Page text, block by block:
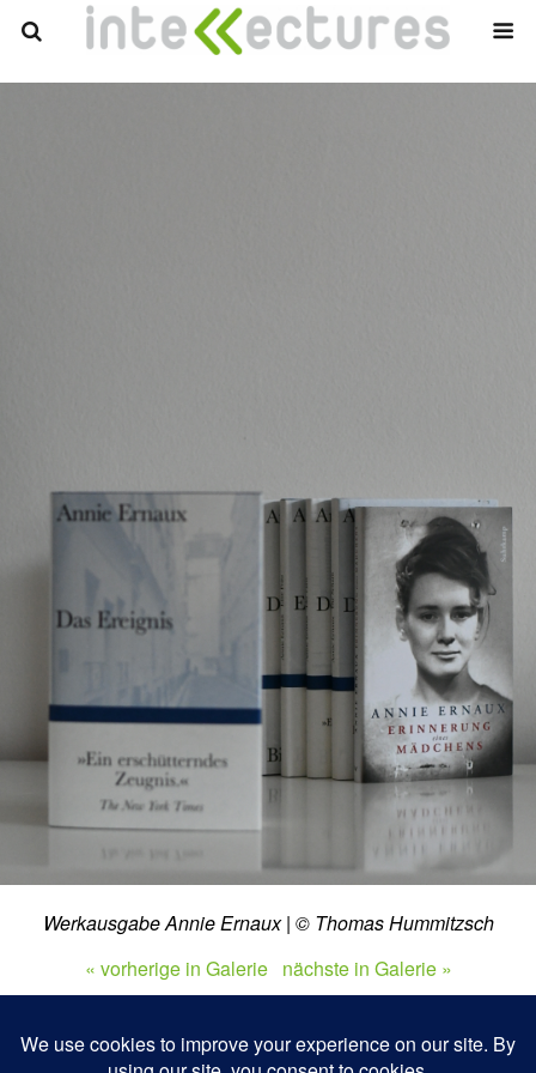
Werkausgabe Annie Ernaux | © Thomas Hummitzsch
« vorherige in Galerie nächste in Galerie »
Zum Seitenanfang